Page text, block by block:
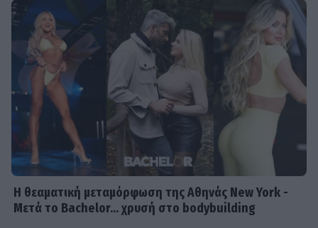
Η θεαματική μεταμόρφωση της Αθηνάς New York -
Μετά το Bachelor... χρυσή στο bodybuilding